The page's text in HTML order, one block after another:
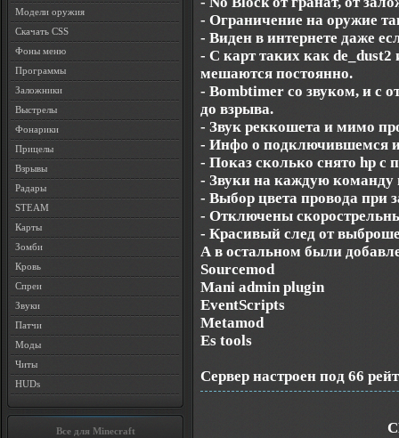
Модели оружия
Скачать CSS
Фоны меню
Программы
Заложники
Выстрелы
Фонарики
Прицелы
Взрывы
Радары
STEAM
Карты
Зомби
Кровь
Спреи
Звуки
Патчи
Моды
Читы
HUDs
Все для Minecraft
- Ограничение на оружие
- Виден в интернете даже
- С карт таких как
мешаются постоянно.
- Bombtimer со звуком, и с
до взрыва.
- Звук реккошета и мимо
- Инфо о подключившемся
- Показ сколько снято hp с
- Звуки на каждую команду
- Выбор цвета провода при
- Отключены
- Красивый след от
А в остальном были
Sourcemod
Mani admin plugin
EventScripts
Metamod
Es tools
Сервер настроен под 66